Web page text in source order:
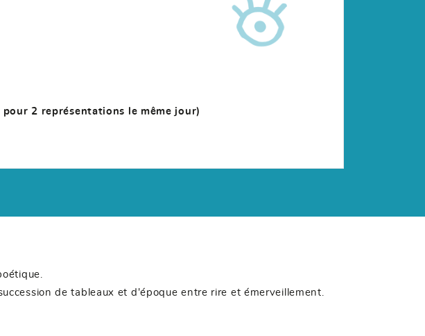
2 représentations le même jour)
de tableaux et d'époque entre rire et émerveillement.